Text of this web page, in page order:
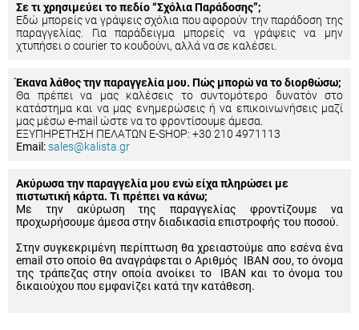
Σε τι χρησιμεύει το πεδίο “Σχόλια Παράδοσης”;
Εδώ μπορείς να γράψεις σχόλια που αφορούν την παράδοση της
παραγγελίας. Για παράδειγμα μπορείς να γράψεις να μην
χτυπήσει ο courier το κουδούνι, αλλά να σε καλέσει.
Έκανα λάθος την παραγγελία μου. Πώς μπορώ να το διορθώσω;
Θα πρέπει να μας καλέσεις το συντομότερο δυνατόν στο
κατάστημα και να μας ενημερώσεις ή να επικοινωνήσεις μαζί
μας μέσω e-mail ώστε να το φροντίσουμε άμεσα.
ΕΞΥΠΗΡΕΤΗΣΗ ΠΕΛΑΤΩΝ E-SHOP: +30 210 4971113
Email:sales@kalista.gr
Ακύρωσα την παραγγελία μου ενώ είχα πληρώσει με
πιστωτική κάρτα. Τι πρέπει να κάνω;
Με την ακύρωση της παραγγελίας φροντίζουμε να
προχωρήσουμε άμεσα στην διαδικασία επιστροφής του ποσού.
Στην συγκεκριμένη περίπτωση θα χρειαστούμε απο εσένα ένα
email στο οποίο θα αναγράφεται ο Αριθμός IBAN σου, το όνομα
της τράπεζας στην οποία ανοίκει το IBAN και το όνομα του
δικαιούχου που εμφανίζει κατά την κατάθεση.